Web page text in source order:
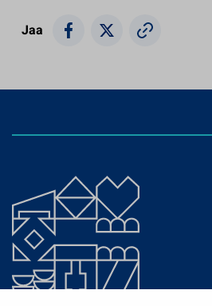
Jaa